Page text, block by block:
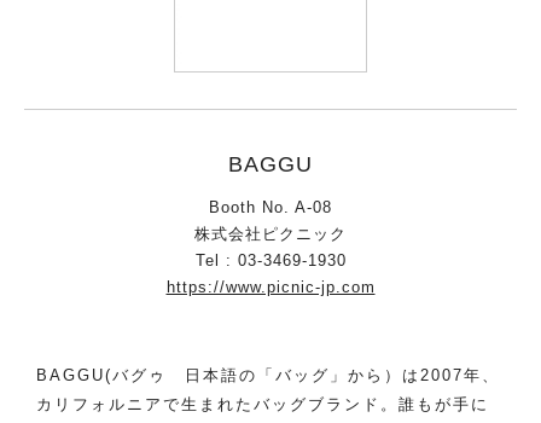
BAGGU
Booth No. A-08
株式会社ピクニック
Tel : 03-3469-1930
https://www.picnic-jp.com
BAGGU(バグゥ 日本語の「バッグ」から）は2007年、
カリフォルニアで生まれたバッグブランド。誰もが手に